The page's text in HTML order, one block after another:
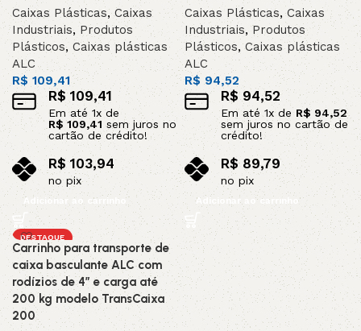
Caixas Plásticas,Caixas
Industriais, Produtos
Plásticos, Caixas plásticas
ALC
R$ 109,41
R$109,41
Em até 1x de
R$ 109,41 sem juros no
cartão de crédito!
R$103,94
no pix
Adicionar ao carrinho
Caixas Plásticas,Caixas
Industriais,Produtos
Plásticos,Caixas plásticas
ALC
R$ 94,52
R$94,52
Em até 1x de R$94,52
sem juros no cartão de
crédito!
R$89,79
no pix
Adicionar ao carrinho
DESTAQUE
Carrinho para transporte de
caixa basculante ALC com
rodízios de 4” e carga até
200 kg modelo TransCaixa
200